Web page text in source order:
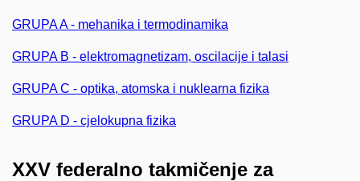
GRUPA A - mehanika i termodinamika
GRUPA B - elektromagnetizam, oscilacije i talasi
GRUPA C - optika, atomska i nuklearna fizika
GRUPA D - cjelokupna fizika
XXV federalno takmičenje za